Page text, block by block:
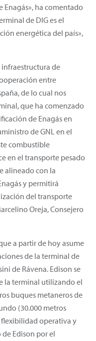
Enagás», ha comentado
de DIG es el
energética del país»,
infraestructura de
entre
de lo cual nos
que ha comenzado
de Enagás en
de GNL en el
combustible
en el transporte pesado
alineado con la
y permitirá
del transporte
Oreja, Consejero
a partir de hoy asume
de la terminal de
de Rávena. Edison se
la terminal utilizando el
buques metaneros de
(30.000 metros
flexibilidad operativa y
Edison por el